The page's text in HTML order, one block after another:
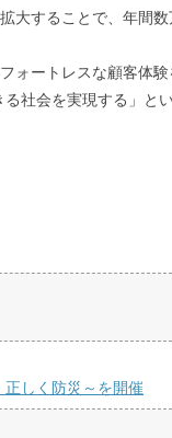
することで、年間
ートレスな顧客体
社会を実現する」
しく防災～を開催